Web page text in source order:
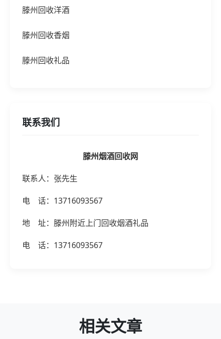
滕州回收洋酒
滕州回收香烟
滕州回收礼品
联系我们
滕州烟酒回收网
联系人：张先生
电 话：13716093567
地 址：滕州附近上门回收烟酒礼品
电 话：13716093567
相关文章